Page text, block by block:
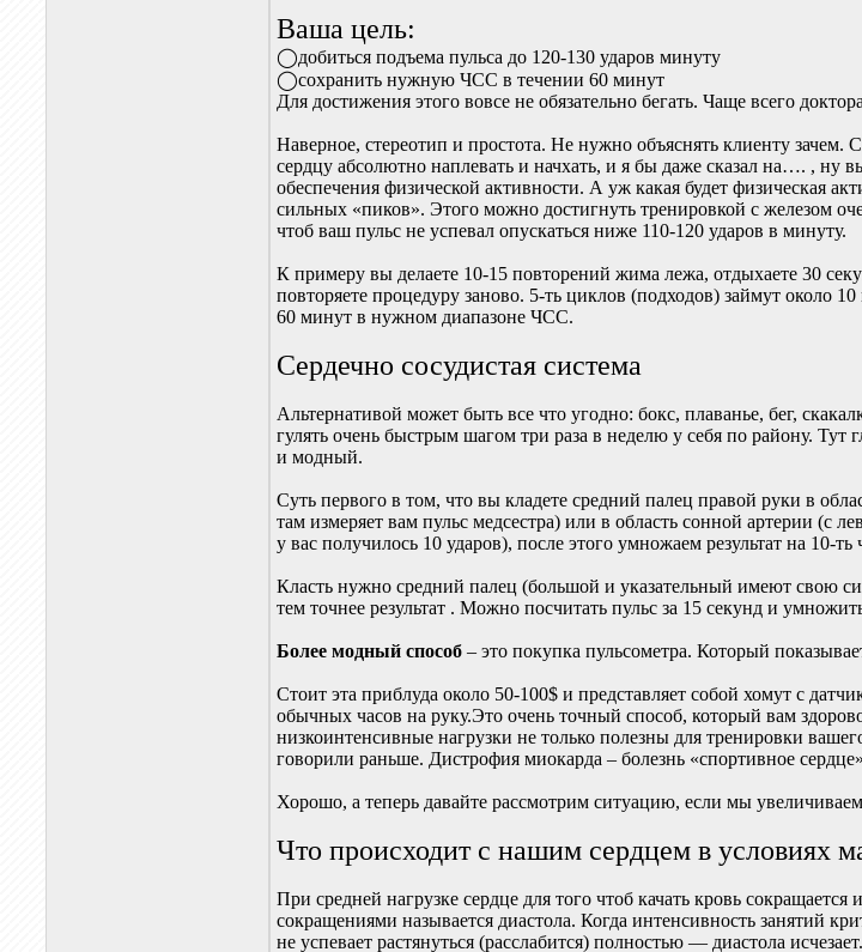
Ваша цель:
◯добиться подъема пульса до 120-130 ударов минуту
◯сохранить нужную ЧСС в течении 60 минут
Для достижения этого вовсе не обязательно бегать. Чаще всего
Наверное, стереотип и простота. Не нужно объяснять клиенту
сердцу абсолютно наплевать и начхать, и я бы даже сказал на…. , ну
обеспечения физической активности. А уж какая будет физическая
сильных «пиков». Этого можно достигнуть тренировкой с железом
чтоб ваш пульс не успевал опускаться ниже 110-120 ударов в минуту.
К примеру вы делаете 10-15 повторений жима лежа, отдыхаете 30
повторяете процедуру заново. 5-ть циклов (подходов) займут около
60 минут в нужном диапазоне ЧСС.
Сердечно сосудистая система
Альтернативой может быть все что угодно: бокс, плаванье, бег,
гулять очень быстрым шагом три раза в неделю у себя по району.
и модный.
Суть первого в том, что вы кладете средний палец правой руки в
там измеряет вам пульс медсестра) или в область сонной артерии (с
у вас получилось 10 ударов), после этого умножаем результат на 10-
Класть нужно средний палец (большой и указательный имеют свою
тем точнее результат . Можно посчитать пульс за 15 секунд и
Более модный способ– это покупка пульсометра. Который
Стоит эта приблуда около 50-100$ и представляет собой хомут с
обычных часов на руку.Это очень точный способ, который вам
низкоинтенсивные нагрузки не только полезны для тренировки
говорили раньше. Дистрофия миокарда – болезнь «спортивное сердце»
Хорошо, а теперь давайте рассмотрим ситуацию, если мы
Что происходит с нашим сердцем в условиях
При средней нагрузке сердце для того чтоб качать кровь
сокращениями называется диастола. Когда интенсивность занятий
не успевает растянуться (расслабится) полностью — диастола